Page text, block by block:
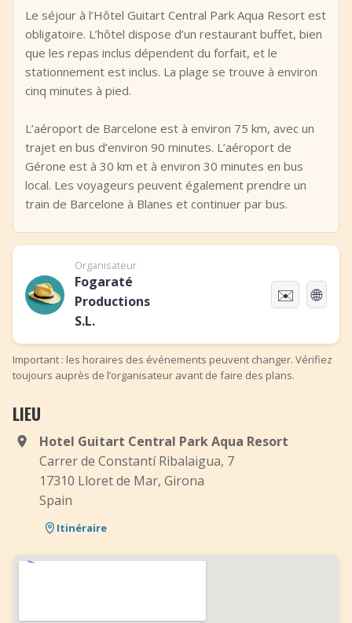
Le séjour à l’Hôtel Guitart Central Park Aqua Resort est
obligatoire. L’hôtel dispose d’un restaurant buffet, bien
que les repas inclus dépendent du forfait, et le
stationnement est inclus. La plage se trouve à environ
cinq minutes à pied.
L’aéroport de Barcelone est à environ 75 km, avec un
trajet en bus d’environ 90 minutes. L’aéroport de
Gérone est à 30 km et à environ 30 minutes en bus
local. Les voyageurs peuvent également prendre un
train de Barcelone à Blanes et continuer par bus.
Organisateur
Fogaraté
Productions
S.L.
✉️ 🌐
Important : les horaires des événements peuvent changer. Vérifiez
toujours auprès de l’organisateur avant de faire des plans.
LIEU
Hotel Guitart Central Park Aqua Resort
Carrer de Constantí Ribalaigua, 7
17310 Lloret de Mar, Girona
Spain
Itinéraire